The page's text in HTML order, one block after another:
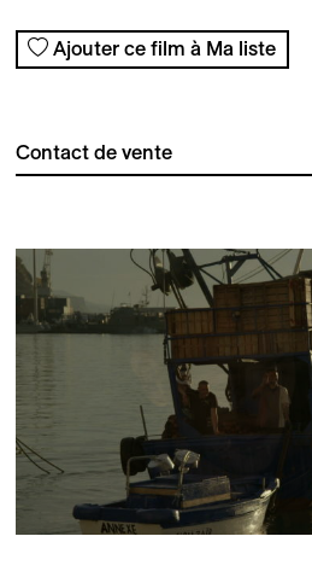
Ajouter ce film à Ma liste
Contact de vente